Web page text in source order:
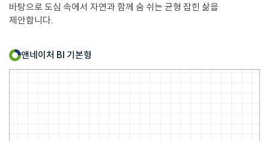
바탕으로 도심 속에서 자연과 함께 숨 쉬는 균형 잡힌 삶을
제안합니다.
앤네이처 BI 기본형